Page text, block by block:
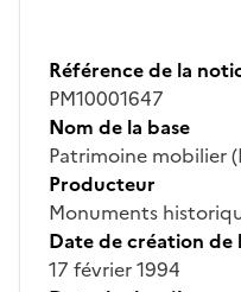
Référence de la
PM10001647
Nom de la base
Patrimoine mobilier
Producteur
Monuments
Date de création de
17 février 1994